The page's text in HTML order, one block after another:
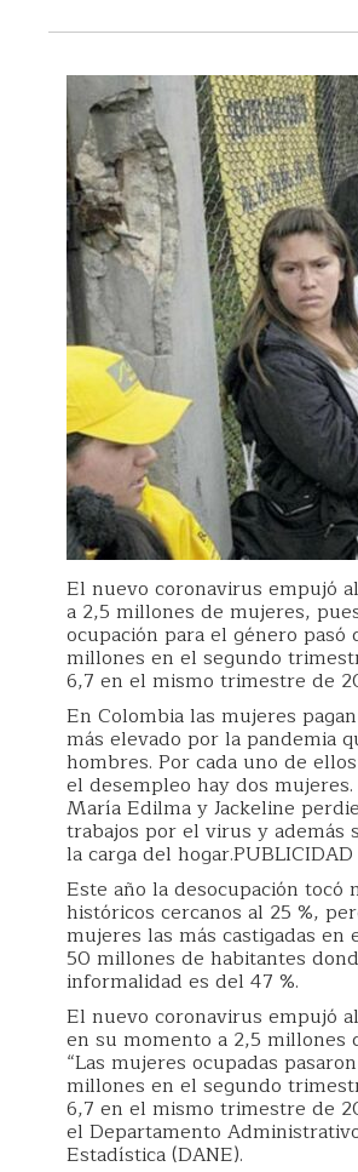
El nuevo coronavirus empujó
a 2,5 millones de mujeres,
ocupación para el género pasó
millones en el segundo
6,7 en el mismo trimestre de
En Colombia las mujeres
más elevado por la pandemia
hombres. Por cada uno de
el desempleo hay dos
María Edilma y Jackeline
trabajos por el virus y además
la carga del hogar.PUBLICIDAD
Este año la desocupación tocó
históricos cercanos al 25 %,
mujeres las más castigadas en
50 millones de habitantes
informalidad es del 47 %.
El nuevo coronavirus empujó
en su momento a 2,5 millones
“Las mujeres ocupadas
millones en el segundo
6,7 en el mismo trimestre de
el Departamento
Estadística (DANE).